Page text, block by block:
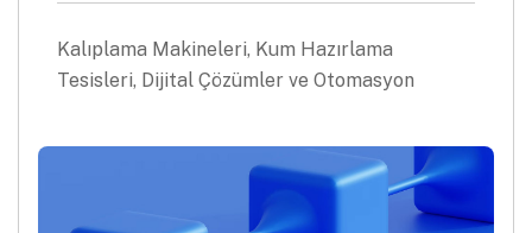
Kalıplama Makineleri, Kum Hazırlama
Tesisleri, Dijital Çözümler ve Otomasyon